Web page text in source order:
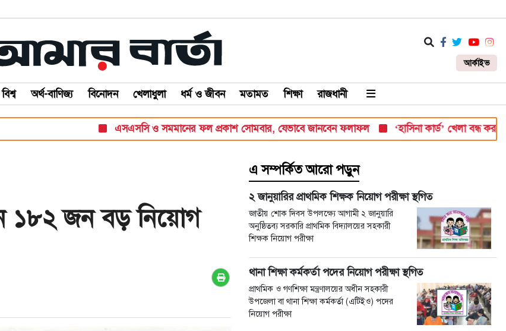
আর্কাইভ
বিশ্ব অর্থ-বাণিজ্য বিনোদন খেলাধুলা ধর্ম ও জীবন মতামত শিক্ষা রাজধানী
এসএসসি ও সমমানের ফল প্রকাশ সোমবার, যেভাবে জানবেন ফলাফল ‘হাসিনা কার্ড’ খেলা বন্ধ করতে ভারতের
১৮২ জন বড় নিয়োগ
এ সম্পর্কিত আরো পড়ুন
২ জানুয়ারির প্রাথমিক শিক্ষক নিয়োগ পরীক্ষা স্থগিত
জাতীয় শোক দিবস উপলক্ষ্যে আগামী ২ জানুয়ারি
অনুষ্ঠিতব্য সরকারি প্রাথমিক বিদ্যালয়ের সহকারী
শিক্ষক নিয়োগ পরীক্ষা
থানা শিক্ষা কর্মকর্তা পদের নিয়োগ পরীক্ষা স্থগিত
প্রাথমিক ও গণশিক্ষা মন্ত্রণালয়ের অধীন সহকারী
উপজেলা বা থানা শিক্ষা কর্মকর্তা (এটিইও) পদের
নিয়োগ পরীক্ষা